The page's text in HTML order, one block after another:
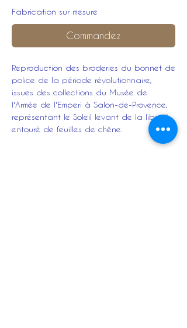
Fabrication sur mesure
Commandez
Reproduction des broderies du bonnet de
police de la période révolutionnaire,
issues des collections du Musée de
l'Armée de l'Emperi à Salon-de-Provence,
représentant le Soleil levant de la liberté
entouré de feuilles de chêne.